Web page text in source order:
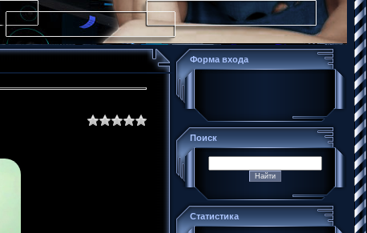
Форма входа
Поиск
Статистика